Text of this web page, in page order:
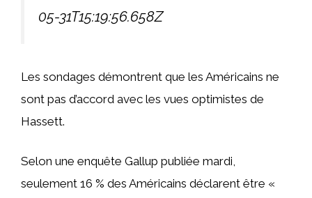
05-31T15:19:56.658Z
Les sondages démontrent que les Américains ne
sont pas d’accord avec les vues optimistes de
Hassett.
Selon une enquête Gallup publiée mardi,
seulement 16 % des Américains déclarent être «